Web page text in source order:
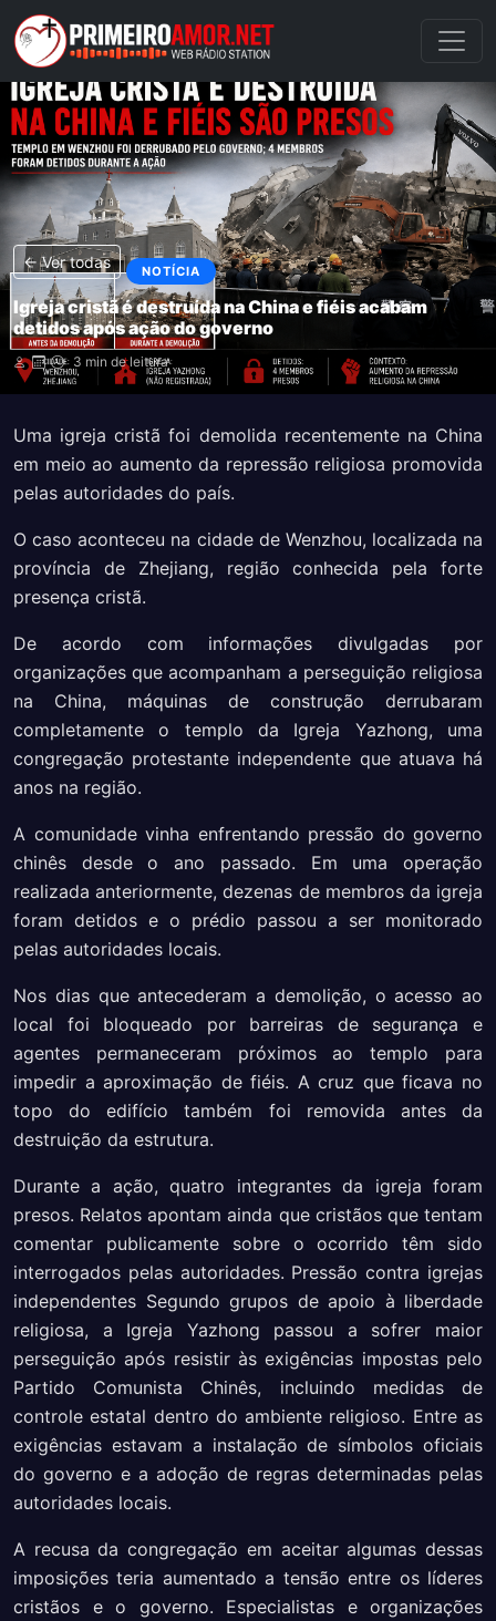
← Ver todas NOTÍCIA
Igreja cristã é destruída na China e fiéis acabam
detidos após ação do governo
3 min de leitura
Uma igreja cristã foi demolida recentemente na China
em meio ao aumento da repressão religiosa promovida
pelas autoridades do país.
O caso aconteceu na cidade de Wenzhou, localizada na
província de Zhejiang, região conhecida pela forte
presença cristã.
De acordo com informações divulgadas por
organizações que acompanham a perseguição religiosa
na China, máquinas de construção derrubaram
completamente o templo da Igreja Yazhong, uma
congregação protestante independente que atuava há
anos na região.
A comunidade vinha enfrentando pressão do governo
chinês desde o ano passado. Em uma operação
realizada anteriormente, dezenas de membros da igreja
foram detidos e o prédio passou a ser monitorado
pelas autoridades locais.
Nos dias que antecederam a demolição, o acesso ao
local foi bloqueado por barreiras de segurança e
agentes permaneceram próximos ao templo para
impedir a aproximação de fiéis. A cruz que ficava no
topo do edifício também foi removida antes da
destruição da estrutura.
Durante a ação, quatro integrantes da igreja foram
presos. Relatos apontam ainda que cristãos que tentam
comentar publicamente sobre o ocorrido têm sido
interrogados pelas autoridades. Pressão contra igrejas
independentes Segundo grupos de apoio à liberdade
religiosa, a Igreja Yazhong passou a sofrer maior
perseguição após resistir às exigências impostas pelo
Partido Comunista Chinês, incluindo medidas de
controle estatal dentro do ambiente religioso. Entre as
exigências estavam a instalação de símbolos oficiais
do governo e a adoção de regras determinadas pelas
autoridades locais.
A recusa da congregação em aceitar algumas dessas
imposições teria aumentado a tensão entre os líderes
cristãos e o governo. Especialistas e organizações